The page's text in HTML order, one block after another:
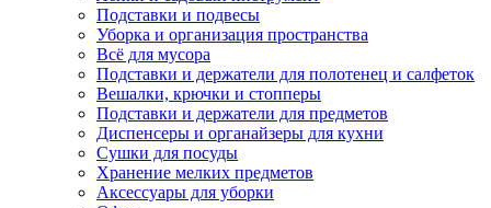
Подставки и подвесы
Уборка и организация пространства
Всё для мусора
Подставки и держатели для полотенец и салфеток
Вешалки, крючки и стопперы
Подставки и держатели для предметов
Диспенсеры и органайзеры для кухни
Сушки для посуды
Хранение мелких предметов
Аксессуары для уборки